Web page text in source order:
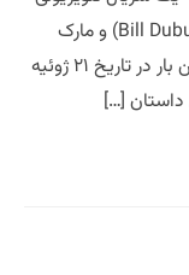
درام جنایی است که توسط بیل دوبوکه (Bill Dubuque) و مارک
ویلیامز (Mark Williams) ساخته شده و اولین بار در تاریخ ۲۱ ژوئیه